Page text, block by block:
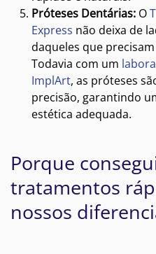
Próteses Dentárias: O
Express não deixa de
daqueles que
Todavia com um
ImplArt, as próteses
precisão, garantindo
estética adequada.
Porque
tratamentos
nossos